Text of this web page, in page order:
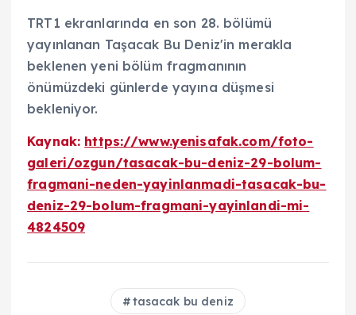
TRT1 ekranlarında en son 28. bölümü
yayınlanan Taşacak Bu Deniz'in merakla
beklenen yeni bölüm fragmanının
önümüzdeki günlerde yayına düşmesi
bekleniyor.
Kaynak: https://www.yenisafak.com/foto-
galeri/ozgun/tasacak-bu-deniz-29-bolum-
fragmani-neden-yayinlanmadi-tasacak-bu-
deniz-29-bolum-fragmani-yayinlandi-mi-
4824509
tasacak bu deniz